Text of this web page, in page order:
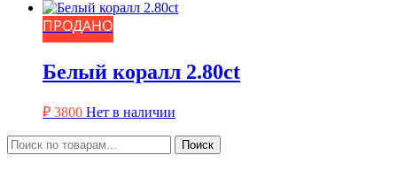
ПРОДАНО
Белый коралл 2.80ct
₽ 3800 Нет в наличии
Искать:
Поиск